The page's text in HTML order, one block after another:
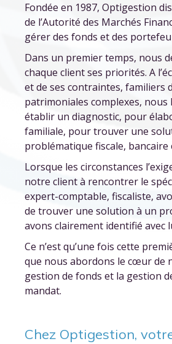
Fondée en 1987, Optigestion
de l’Autorité des Marchés
gérer des fonds et des
Dans un premier temps, nous
chaque client ses priorités. A
et de ses contraintes, familiers
patrimoniales complexes, nous
établir un diagnostic, pour
familiale, pour trouver une
problématique fiscale,
Lorsque les circonstances
notre client à rencontrer le
expert-comptable, fiscaliste,
de trouver une solution à un
avons clairement identifié avec
Ce n’est qu’une fois cette
que nous abordons le cœur de
gestion de fonds et la gestion
mandat.
Chez Optigestion,